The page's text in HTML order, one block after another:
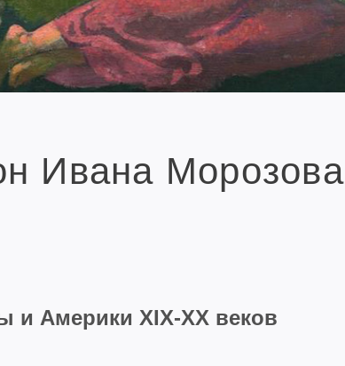
Ивана Морозова
и Америки XIX-XX веков